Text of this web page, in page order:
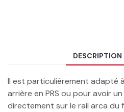
DESCRIPTION
Il est particulièrement adapté
arrière en PRS ou pour avoir
directement sur le rail arca du